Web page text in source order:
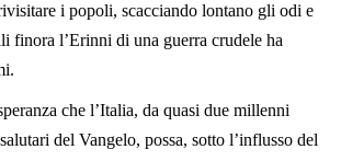
i popoli, scacciando lontano gli odi e
finora l’Erinni di una guerra crudele ha
che l’Italia, da quasi due millenni
del Vangelo, possa, sotto l’influsso del